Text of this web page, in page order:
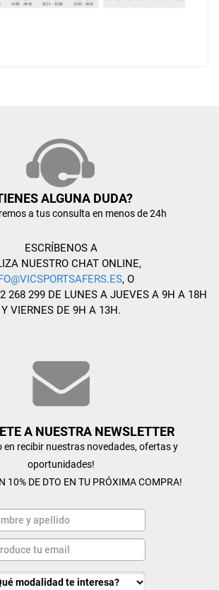
ALGUNA DUDA?
a tus consulta en menos de 24h
ESCRÍBENOS A
NUESTRO CHAT ONLINE,
, O
268 299 DE LUNES A JUEVES A 9H A 18H
Y VIERNES DE 9H A 13H.
A NUESTRA NEWSLETTER
en recibir nuestras novedades, ofertas y
oportunidades!
10% DE DTO EN TU PRÓXIMA COMPRA!